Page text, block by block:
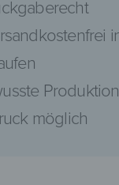
Produktion
möglich